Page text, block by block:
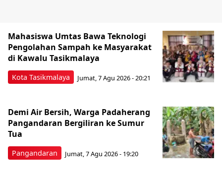
Kota Tasikmalaya
Mahasiswa Umtas Bawa Teknologi
Pengolahan Sampah ke Masyarakat
di Kawalu Tasikmalaya
Jumat, 7 Agu 2026 - 20:21
Pangandaran
Demi Air Bersih, Warga Padaherang
Pangandaran Bergiliran ke Sumur
Tua
Jumat, 7 Agu 2026 - 19:20